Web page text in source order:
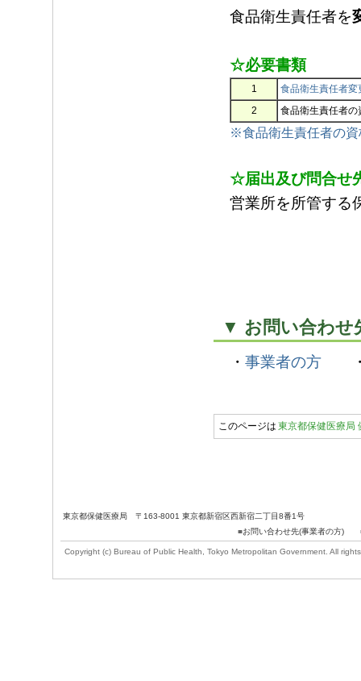
食品衛生責任者を
☆必要書類
1
食品衛生責任者変
2
食品衛生責任者
※食品衛生責任者の資
☆届出及び問合せ
営業所を所管する
▼ お問い合わせ
・ 事業者の方
このページは 東京都保健医療局
東京都保健医療局 〒163-8001 東京都新宿区西新宿二丁目8番1号
■お問い合わせ先(事業者の方)
Copyright (c) Bureau of Public Health, Tokyo Metropolitan Government. All